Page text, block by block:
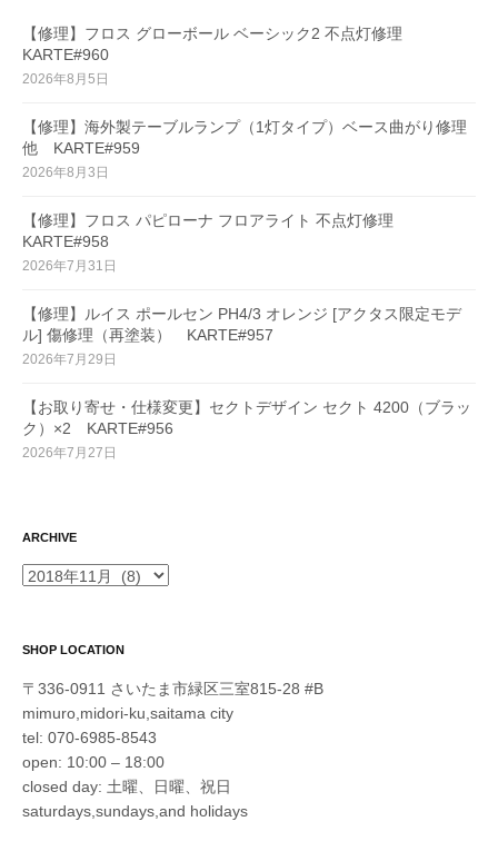
【修理】フロス グローボール ベーシック2 不点灯修理
KARTE#960
2026年8月5日
【修理】海外製テーブルランプ（1灯タイプ）ベース曲がり修理
他 KARTE#959
2026年8月3日
【修理】フロス パピローナ フロアライト 不点灯修理
KARTE#958
2026年7月31日
【修理】ルイス ポールセン PH4/3 オレンジ [アクタス限定モデ
ル] 傷修理（再塗装） KARTE#957
2026年7月29日
【お取り寄せ・仕様変更】セクトデザイン セクト 4200（ブラッ
ク）×2 KARTE#956
2026年7月27日
ARCHIVE
ARCHIVE
SHOP LOCATION
〒336-0911 さいたま市緑区三室815-28 #B
mimuro,midori-ku,saitama city
tel: 070-6985-8543
open: 10:00 – 18:00
closed day: 土曜、日曜、祝日
saturdays,sundays,and holidays